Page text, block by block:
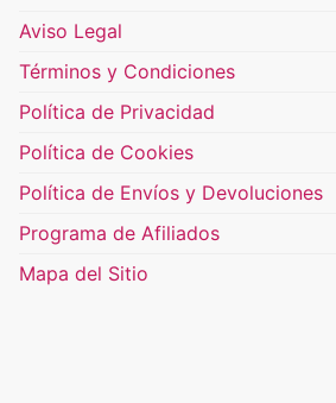
Aviso Legal
Términos y Condiciones
Política de Privacidad
Política de Cookies
Política de Envíos y Devoluciones
Programa de Afiliados
Mapa del Sitio